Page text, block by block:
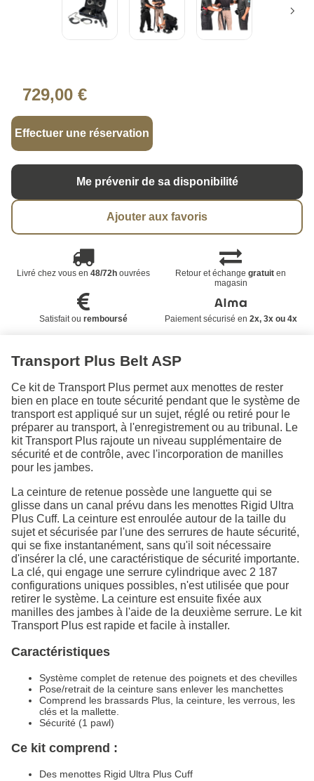
729,00 €
Effectuer une réservation
Me prévenir de sa disponibilité
Ajouter aux favoris
Livré chez vous en 48/72houvrées Retour et échangegratuit en
magasin
Satisfait ou remboursé Paiement sécurisé en 2x, 3x ou 4x
Transport Plus Belt ASP
Ce kit de Transport Plus permet aux menottes de rester
bien en place en toute sécurité pendant que le système de
transport est appliqué sur un sujet, réglé ou retiré pour le
préparer au transport, à l'enregistrement ou au tribunal. Le
kit Transport Plus rajoute un niveau supplémentaire de
sécurité et de contrôle, avec l'incorporation de manilles
pour les jambes.
La ceinture de retenue possède une languette qui se
glisse dans un canal prévu dans les menottes Rigid Ultra
Plus Cuff. La ceinture est enroulée autour de la taille du
sujet et sécurisée par l'une des serrures de haute sécurité,
qui se fixe instantanément, sans qu'il soit nécessaire
d'insérer la clé, une caractéristique de sécurité importante.
La clé, qui engage une serrure cylindrique avec 2 187
configurations uniques possibles, n'est utilisée que pour
retirer le système. La ceinture est ensuite fixée aux
manilles des jambes à l'aide de la deuxième serrure. Le kit
Transport Plus est rapide et facile à installer.
Caractéristiques
Système complet de retenue des poignets et des chevilles
Pose/retrait de la ceinture sans enlever les manchettes
Comprend les brassards Plus, la ceinture, les verrous, les
clés et la mallette.
Sécurité (1 pawl)
Ce kit comprend :
Des menottes Rigid Ultra Plus Cuff